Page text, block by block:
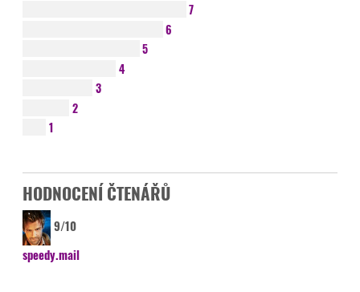
7
6
5
4
3
2
1
HODNOCENÍ ČTENÁŘŮ
9/10
speedy.mail